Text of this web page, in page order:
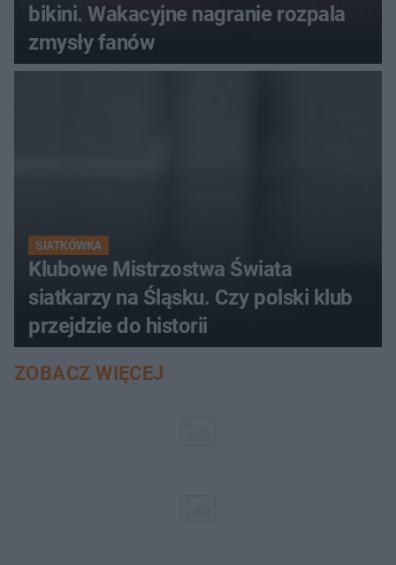
bikini. Wakacyjne nagranie rozpala
zmysły fanów
SIATKÓWKA
Klubowe Mistrzostwa Świata
siatkarzy na Śląsku. Czy polski klub
przejdzie do historii
ZOBACZ WIĘCEJ